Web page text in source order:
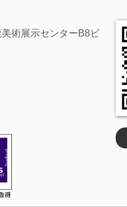
術展示センターB8ビ